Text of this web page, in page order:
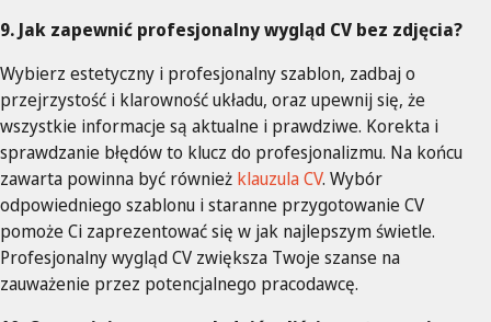
9. Jak zapewnić profesjonalny wygląd CV bez zdjęcia?
Wybierz estetyczny i profesjonalny szablon, zadbaj o
przejrzystość i klarowność układu, oraz upewnij się, że
wszystkie informacje są aktualne i prawdziwe. Korekta i
sprawdzanie błędów to klucz do profesjonalizmu. Na końcu
zawarta powinna być również klauzula CV. Wybór
odpowiedniego szablonu i staranne przygotowanie CV
pomoże Ci zaprezentować się w jak najlepszym świetle.
Profesjonalny wygląd CV zwiększa Twoje szanse na
zauważenie przez potencjalnego pracodawcę.